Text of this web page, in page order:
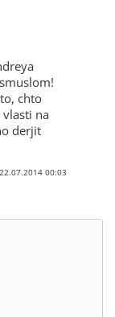
chto
na
derjit
22.07.2014 00:03